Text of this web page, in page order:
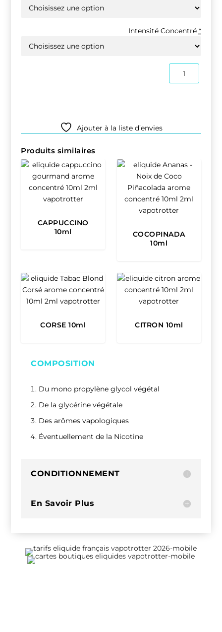
Intensité Concentré *
Ajouter à la liste d’envies
Produits similaires
CAPPUCCINO
10ml
COCOPINADA
10ml
CORSE 10ml CITRON 10ml
COMPOSITION
Du mono propylène glycol végétal
De la glycérine végétale
Des arômes vapologiques
Éventuellement de la Nicotine
CONDITIONNEMENT
En Savoir Plus